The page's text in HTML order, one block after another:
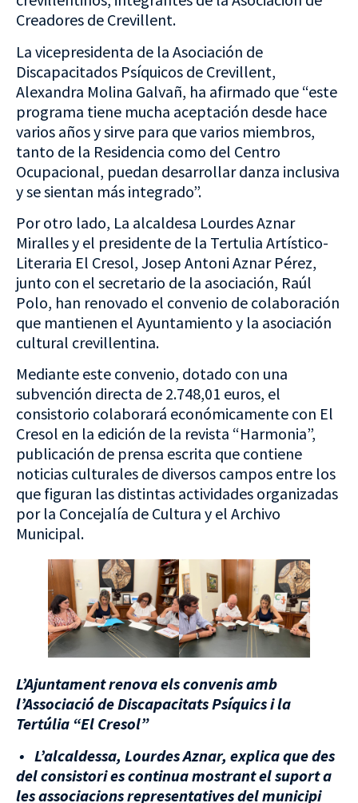
Creadores de Crevillent.
La vicepresidenta de la Asociación de
Discapacitados Psíquicos de Crevillent,
Alexandra Molina Galvañ, ha afirmado que “este
programa tiene mucha aceptación desde hace
varios años y sirve para que varios miembros,
tanto de la Residencia como del Centro
Ocupacional, puedan desarrollar danza inclusiva
y se sientan más integrado”.
Por otro lado, La alcaldesa Lourdes Aznar
Miralles y el presidente de la Tertulia Artístico-
Literaria El Cresol, Josep Antoni Aznar Pérez,
junto con el secretario de la asociación, Raúl
Polo, han renovado el convenio de colaboración
que mantienen el Ayuntamiento y la asociación
cultural crevillentina.
Mediante este convenio, dotado con una
subvención directa de 2.748,01 euros, el
consistorio colaborará económicamente con El
Cresol en la edición de la revista “Harmonia”,
publicación de prensa escrita que contiene
noticias culturales de diversos campos entre los
que figuran las distintas actividades organizadas
por la Concejalía de Cultura y el Archivo
Municipal.
L’Ajuntament renova els convenis amb
l’Associació de Discapacitats Psíquics i la
Tertúlia “El Cresol”
• L’alcaldessa, Lourdes Aznar, explica que des
del consistori es continua mostrant el suport a
les associacions representatives del municipi